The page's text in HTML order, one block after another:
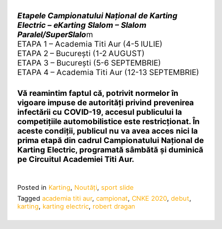
Etapele Campionatului Național de Karting
Electric – eKarting Slalom – Slalom
Paralel/SuperSlalom
ETAPA 1 – Academia Titi Aur (4-5 IULIE)
ETAPA 2 – București (1-2 AUGUST)
ETAPA 3 – București (5-6 SEPTEMBRIE)
ETAPA 4 – Academia Titi Aur (12-13 SEPTEMBRIE)
Vă reamintim faptul că, potrivit normelor în
vigoare impuse de autorități privind prevenirea
infectării cu COVID-19, accesul publicului la
competițiile automobilistice este restricționat. În
aceste condiții, publicul nu va avea acces nici la
prima etapă din cadrul Campionatului Național de
Karting Electric, programată sâmbătă și duminică
pe Circuitul Academiei Titi Aur.
Posted in Karting, Noutăţi, sport slide
Tagged academia titi aur, campionat, CNKE 2020, debut,
karting, karting electric, robert dragan